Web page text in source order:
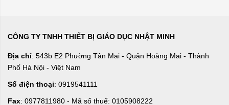
CÔNG TY TNHH THIẾT BỊ GIÁO DỤC NHẬT MINH
Địa chỉ: 543b E2 Phường Tân Mai - Quận Hoàng Mai - Thành
Phố Hà Nội - Việt Nam
Số điện thoại: 0919541111
Fax: 0977811980 - Mã số thuế: 0105908222